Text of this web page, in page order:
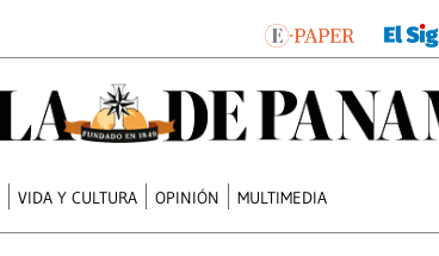
VIDA Y CULTURA OPINIÓN MULTIMEDIA